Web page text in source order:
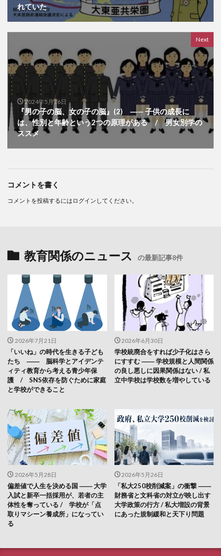
れていた
Next
2024年5月16日
『男の子の脳、女の子の脳』(2) ―— 子供の成長に
は、性別と年齢という2つの原理がある / 男女別学の
ススメ
コメントを書く
コメントを投稿するには ログイン してください。
教育関係のニュース の最新記事8件
2026年7月21日
「いいね」の時代を生きる子ども
たち ―― 脳科学とアイデンテ
ィティ教育から考える青少年保
護 / SNS依存を防ぐために家庭
と学校ができること
2026年6月30日
学校統廃合をすれば少子化はさら
にすすむ ―― 学校規模と人間関係
の良し悪しに因果関係はない / 私
立中学校は学校数を増やしている
2026年5月28日
偏差値で人生を決める国 ―― 大学
入試と新卒一括採用が、若者の主
体性を奪っている / 学校が「点
取りマシーン養成所」になってい
る
2026年5月26日
「私大250校削減案」の衝撃 ――
財務省と文科省の対立が映し出す
大学政策の行方 / 私大増設の背景
にあった規制緩和と天下り問題